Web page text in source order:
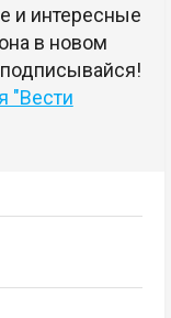
и интересные
в новом
"Вести